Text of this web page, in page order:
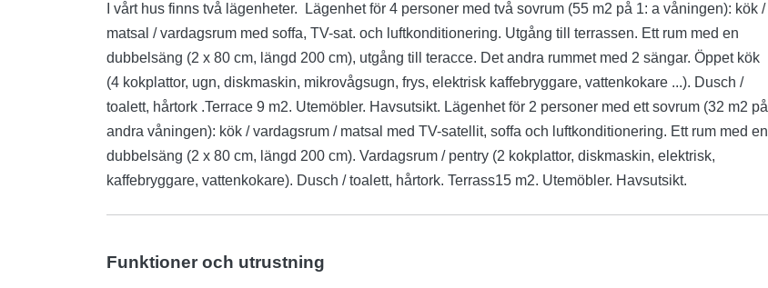
I vårt hus finns två lägenheter. Lägenhet för 4 personer med två sovrum (55 m2 på 1: a våningen): kök /
matsal / vardagsrum med soffa, TV-sat. och luftkonditionering. Utgång till terrassen. Ett rum med en
dubbelsäng (2 x 80 cm, längd 200 cm), utgång till teracce. Det andra rummet med 2 sängar. Öppet kök
(4 kokplattor, ugn, diskmaskin, mikrovågsugn, frys, elektrisk kaffebryggare, vattenkokare ...). Dusch /
toalett, hårtork .Terrace 9 m2. Utemöbler. Havsutsikt. Lägenhet för 2 personer med ett sovrum (32 m2 på
andra våningen): kök / vardagsrum / matsal med TV-satellit, soffa och luftkonditionering. Ett rum med en
dubbelsäng (2 x 80 cm, längd 200 cm). Vardagsrum / pentry (2 kokplattor, diskmaskin, elektrisk,
kaffebryggare, vattenkokare). Dusch / toalett, hårtork. Terrass15 m2. Utemöbler. Havsutsikt.
Funktioner och utrustning